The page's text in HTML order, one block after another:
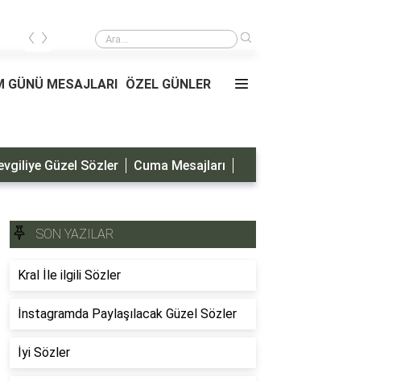
Oğluma Doğum Günü Mesajları
‹ ›
GÜNÜ MESAJLARI ÖZEL GÜNLER
Güzel Sözler Cuma Mesajları
SON YAZILAR
Kral İle ilgili Sözler
İnstagramda Paylaşılacak Güzel Sözler
İyi Sözler